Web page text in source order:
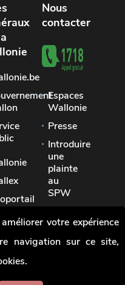
Nous
contacter
Espaces
Wallonie
Presse
Introduire
une
plainte
au
SPW
une
irrégularité
votre expérience
navigation sur ce site,